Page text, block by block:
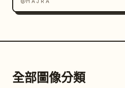
全部圖像分類